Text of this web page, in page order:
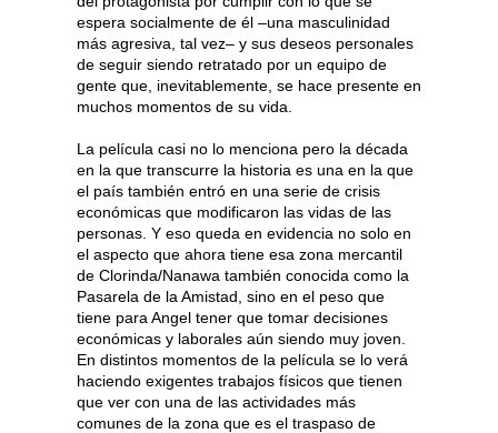
espera socialmente de él –una masculinidad
más agresiva, tal vez– y sus deseos personales
de seguir siendo retratado por un equipo de
gente que, inevitablemente, se hace presente en
muchos momentos de su vida.
La película casi no lo menciona pero la década
en la que transcurre la historia es una en la que
el país también entró en una serie de crisis
económicas que modificaron las vidas de las
personas. Y eso queda en evidencia no solo en
el aspecto que ahora tiene esa zona mercantil
de Clorinda/Nanawa también conocida como la
Pasarela de la Amistad, sino en el peso que
tiene para Angel tener que tomar decisiones
económicas y laborales aún siendo muy joven.
En distintos momentos de la película se lo verá
haciendo exigentes trabajos físicos que tienen
que ver con una de las actividades más
comunes de la zona que es el traspaso de